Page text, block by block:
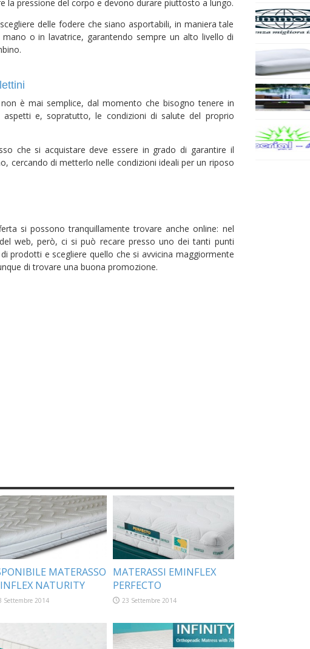
la pressione del corpo e devono durare piuttosto a lungo.
delle fodere che siano asportabili, in maniera tale
o in lavatrice, garantendo sempre un alto livello di
è mai semplice, dal momento che bisogno tenere in
e, sopratutto, le condizioni di salute del proprio
che si acquistare deve essere in grado di garantire il
cercando di metterlo nelle condizioni ideali per un riposo
si possono tranquillamente trovare anche online: nel
web, però, ci si può recare presso uno dei tanti punti
prodotti e scegliere quello che si avvicina maggiormente
di trovare una buona promozione.
MATERASSO
NATURITY
Settembre 2014
MATERASSI EMINFLEX
PERFECTO
23 Settembre 2014